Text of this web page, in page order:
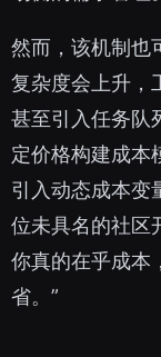
然而，该机制也
复杂度会上升，
甚至引入任务队
定价格构建成本
引入动态成本变
位未具名的社区
你真的在乎成本
省。”